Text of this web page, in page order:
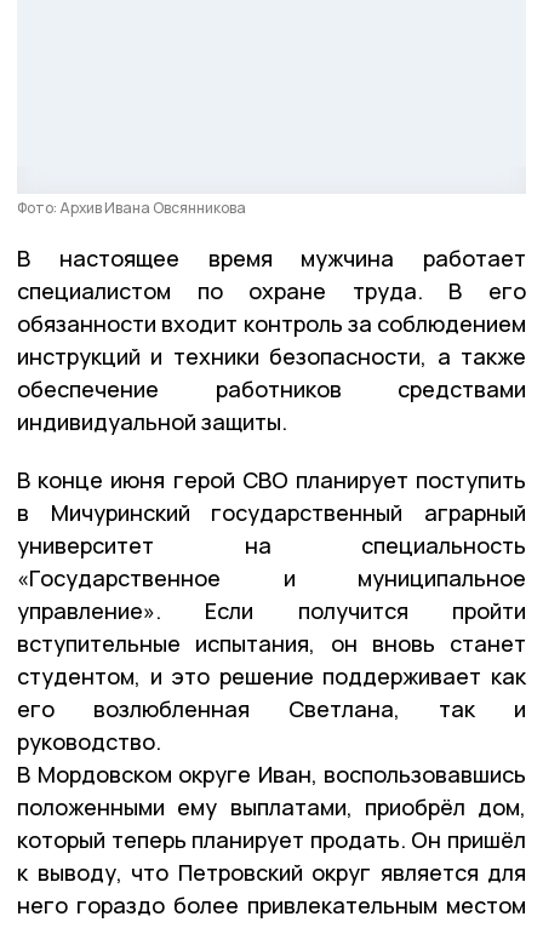
Фото: Архив Ивана Овсянникова
В настоящее время мужчина работает
специалистом по охране труда. В его
обязанности входит контроль за соблюдением
инструкций и техники безопасности, а также
обеспечение работников средствами
индивидуальной защиты.
В конце июня герой СВО планирует поступить
в Мичуринский государственный аграрный
университет на специальность
«Государственное и муниципальное
управление». Если получится пройти
вступительные испытания, он вновь станет
студентом, и это решение поддерживает как
его возлюбленная Светлана, так и
руководство.
В Мордовском округе Иван, воспользовавшись
положенными ему выплатами, приобрёл дом,
который теперь планирует продать. Он пришёл
к выводу, что Петровский округ является для
него гораздо более привлекательным местом